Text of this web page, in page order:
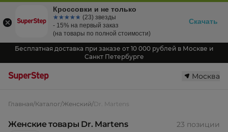
Бесплатная доставка при заказе от 10 000 рублей в Москве и
Санкт Петербурге
Москва
Главная/Каталог/Женский/Dr. Martens
Женские товары Dr. Martens 23 позиции
Кроссовки и не только
☆☆☆☆☆
★★★★★ (23) звезды
- 15% на первый заказ
(на товары по полной стоимости)
Скачать